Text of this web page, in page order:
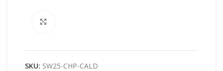
SKU: SW25-CHP-CALD